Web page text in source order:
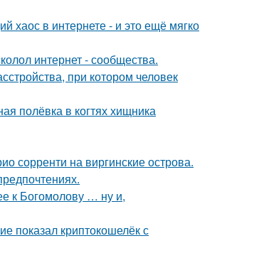
хаос в интернете - и это ещё мягко
интернет - сообщества.
при котором человек
полёвка в когтях хищника
сорренти на виргинские острова.
к Богомолову … ну и,
показал криптокошелёк с